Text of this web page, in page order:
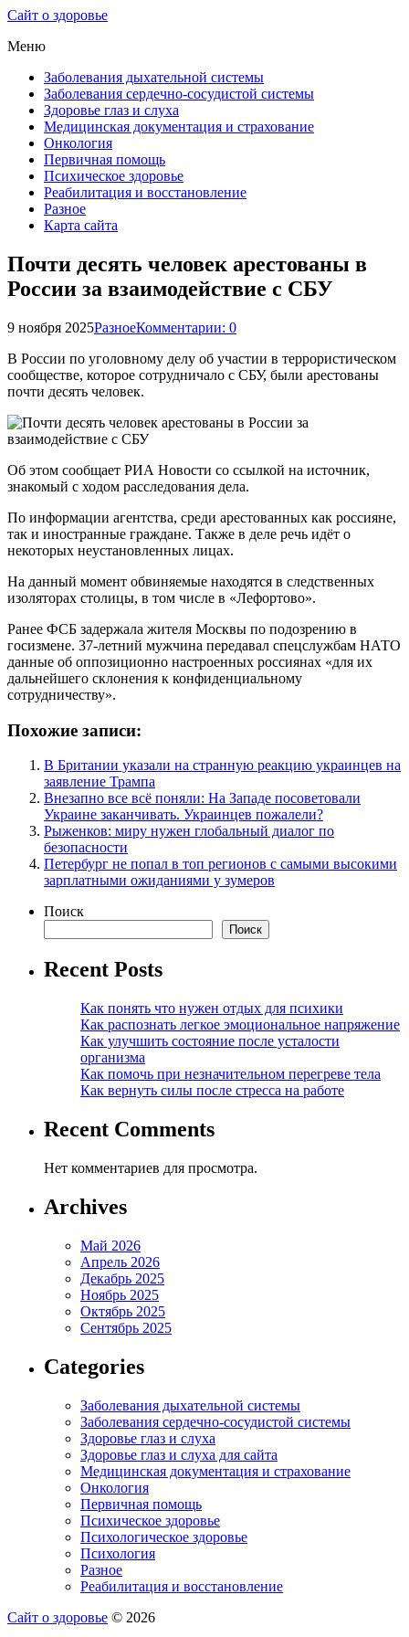
Сайт о здоровье
Меню
Заболевания дыхательной системы
Заболевания сердечно-сосудистой системы
Здоровье глаз и слуха
Медицинская документация и страхование
Онкология
Первичная помощь
Психическое здоровье
Реабилитация и восстановление
Разное
Карта сайта
Почти десять человек арестованы в
России за взаимодействие с СБУ
9 ноября 2025РазноеКомментарии: 0
В России по уголовному делу об участии в террористическом
сообществе, которое сотрудничало с СБУ, были арестованы
почти десять человек.
Об этом сообщает РИА Новости со ссылкой на источник,
знакомый с ходом расследования дела.
По информации агентства, среди арестованных как россияне,
так и иностранные граждане. Также в деле речь идёт о
некоторых неустановленных лицах.
На данный момент обвиняемые находятся в следственных
изоляторах столицы, в том числе в «Лефортово».
Ранее ФСБ задержала жителя Москвы по подозрению в
госизмене. 37-летний мужчина передавал спецслужбам НАТО
данные об оппозиционно настроенных россиянах «для их
дальнейшего склонения к конфиденциальному
сотрудничеству».
Похожие записи:
В Британии указали на странную реакцию украинцев на
заявление Трампа
Внезапно все всё поняли: На Западе посоветовали
Украине заканчивать. Украинцев пожалели?
Рыженков: миру нужен глобальный диалог по
безопасности
Петербург не попал в топ регионов с самыми высокими
зарплатными ожиданиями у зумеров
Поиск
Поиск
Recent Posts
Как понять что нужен отдых для психики
Как распознать легкое эмоциональное напряжение
Как улучшить состояние после усталости
организма
Как помочь при незначительном перегреве тела
Как вернуть силы после стресса на работе
Recent Comments
Нет комментариев для просмотра.
Archives
Май 2026
Апрель 2026
Декабрь 2025
Ноябрь 2025
Октябрь 2025
Сентябрь 2025
Categories
Заболевания дыхательной системы
Заболевания сердечно-сосудистой системы
Здоровье глаз и слуха
Здоровье глаз и слуха для сайта
Медицинская документация и страхование
Онкология
Первичная помощь
Психическое здоровье
Психологическое здоровье
Психология
Разное
Реабилитация и восстановление
Сайт о здоровье © 2026